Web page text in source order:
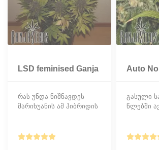
LSD feminised Ganja
რას უნდა ნიშნავდეს
მარიხუანის ამ ჰიბრიდის
მიუთითებს მარიხუანის
Auto
გასული
წლებში